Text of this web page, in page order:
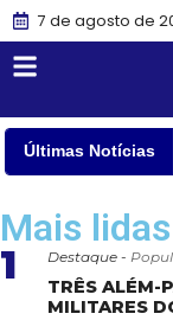
7 de agosto de
Últimas Notícias
Mais lidas
1 Destaque -
TRÊS ALÉM-
MILITARES